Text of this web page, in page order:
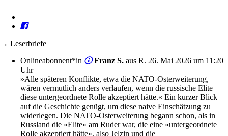
→ Leserbriefe
Onlineabonnent*in
Franz S. aus R. 26. Mai 2026 um 11:20
Uhr
»Alle späteren Konflikte, etwa die NATO-Osterweiterung,
wären vermutlich anders verlaufen, wenn die russische Elite
diese untergeordnete Rolle akzeptiert hätte.« Ein kurzer Blick
auf die Geschichte genügt, um diese naive Einschätzung zu
widerlegen. Die NATO-Osterweiterung begann schon, als in
Russland die »Elite« am Ruder war, die eine »untergeordnete
Rolle akzeptiert hätte«, also Jelzin und die